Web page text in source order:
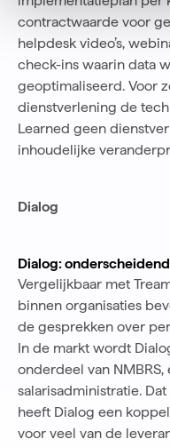
contractwaarde voor
helpdesk video’s,
check-ins waarin data
geoptimaliseerd. Voor
dienstverlening de
Learned geen
inhoudelijke
Dialog
Dialog:
Vergelijkbaar met
binnen organisaties
de gesprekken over
In de markt wordt
onderdeel van
salarisadministratie.
heeft Dialog een
voor veel van de